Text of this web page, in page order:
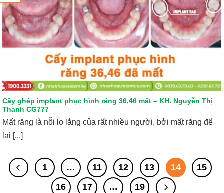
Cấy ghép implant phục hình răng 36,46 mất – KH. Nguyễn Thị
Thanh CG777
Mất răng là nỗi lo lắng của rất nhiều người, bởi mất răng để
lại [...]
1 … 11 12 13 14
15
16
17 … 19